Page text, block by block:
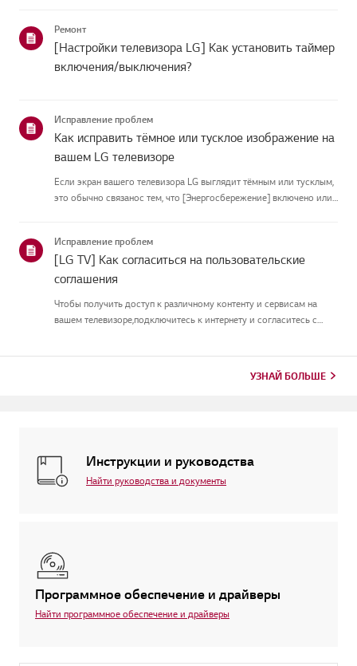
Ремонт
[Настройки телевизора LG] Как установить таймер
включения/выключения?
Исправление проблем
Как исправить тёмное или тусклое изображение на
вашем LG телевизоре
Если экран вашего телевизора LG выглядит тёмным или тусклым,
это обычно связанос тем, что [Энергосбережение] включено или
Исправление проблем
[LG TV] Как согласиться на пользовательские
соглашения
Чтобы получить доступ к различному контенту и сервисам на
вашем телевизоре,подключитесь к интернету и согласитесь с
УЗНАЙ БОЛЬШЕ
Инструкции и руководства
Найти руководства и документы
Программное обеспечение и драйверы
Найти программное обеспечение и драйверы